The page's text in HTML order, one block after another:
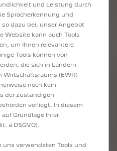
und Leistung durch
Spracherkennung und
dazu bei, unser Angebot
Website kann auch Tools
um Ihnen relevantere
Tools können von
die sich in Ländern
Wirtschaftsraums (EWR)
noch kein
der zuständigen
vorliegt. In diesem
Grundlage Ihrer
a DSGVO).
uns verwendeten Tools und